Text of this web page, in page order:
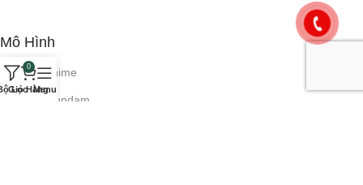
Mô Hình
Mô hình Anime
Mô hình Gundam
Lọc
0
Giỏ Hàng
Menu